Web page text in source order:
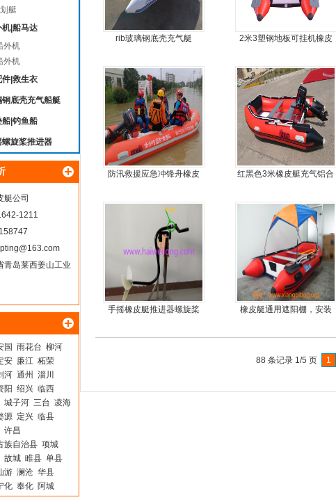
艇
|船马达
外机
外机
|救生衣
底壳充气船艇
|钓鱼船
旋桨推进器
艇公司
1211
青岛莱西姜山工业
国 雨花台 柳河
安 廉江 柘荣
河 通州 淄川
阳 绍兴 临西
城子河 三台 凌海
源 定兴 临县
许昌
族自治县 项城
故城 睢县 单县
游 澜沧 华县
化 奉化 阿城
rib玻璃钢底壳充气艇
2米3塑钢地板可挂机橡皮
防汛救援应急冲锋舟橡皮
红黑色3米橡皮艇充气铝合
手摇橡皮艇推进器螺旋桨
橡皮艇通用遮阳棚，安装
88 条记录 1/5 页 1